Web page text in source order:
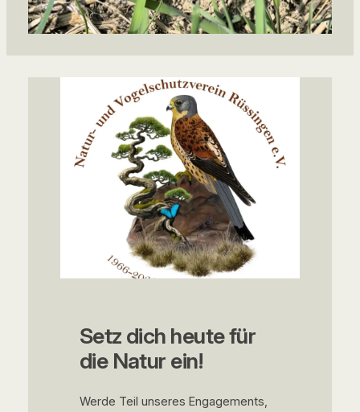
Setz dich heute für
die Natur ein!
Werde Teil unseres Engagements,